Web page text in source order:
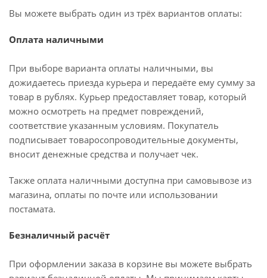
Вы можете выбрать один из трёх вариантов оплаты:
Оплата наличными
При выборе варианта оплаты наличными, вы
дожидаетесь приезда курьера и передаёте ему сумму за
товар в рублях. Курьер предоставляет товар, который
можно осмотреть на предмет повреждений,
соответствие указанным условиям. Покупатель
подписывает товаросопроводительные документы,
вносит денежные средства и получает чек.
Также оплата наличными доступна при самовывозе из
магазина, оплаты по почте или использовании
постамата.
Безналичный расчёт
При оформлении заказа в корзине вы можете выбрать